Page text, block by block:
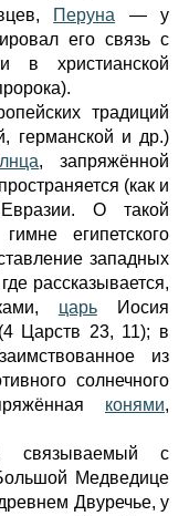
Перуна — у
его связь с
в христианской
традиций
германской и др.)
, запряжённой
(как и
О такой
египетского
западных
рассказывается,
царьИосия
Царств 23, 11); в
из
солнечного
конями,
связываемый с
Медведице
Двуречье, у